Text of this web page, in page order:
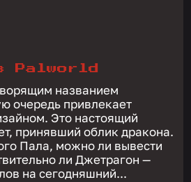
Palworld
названием
очередь привлекает
Это настоящий
принявший облик дракона.
Пала, можно ли вывести
ли Джетрагон —
на сегодняшний...